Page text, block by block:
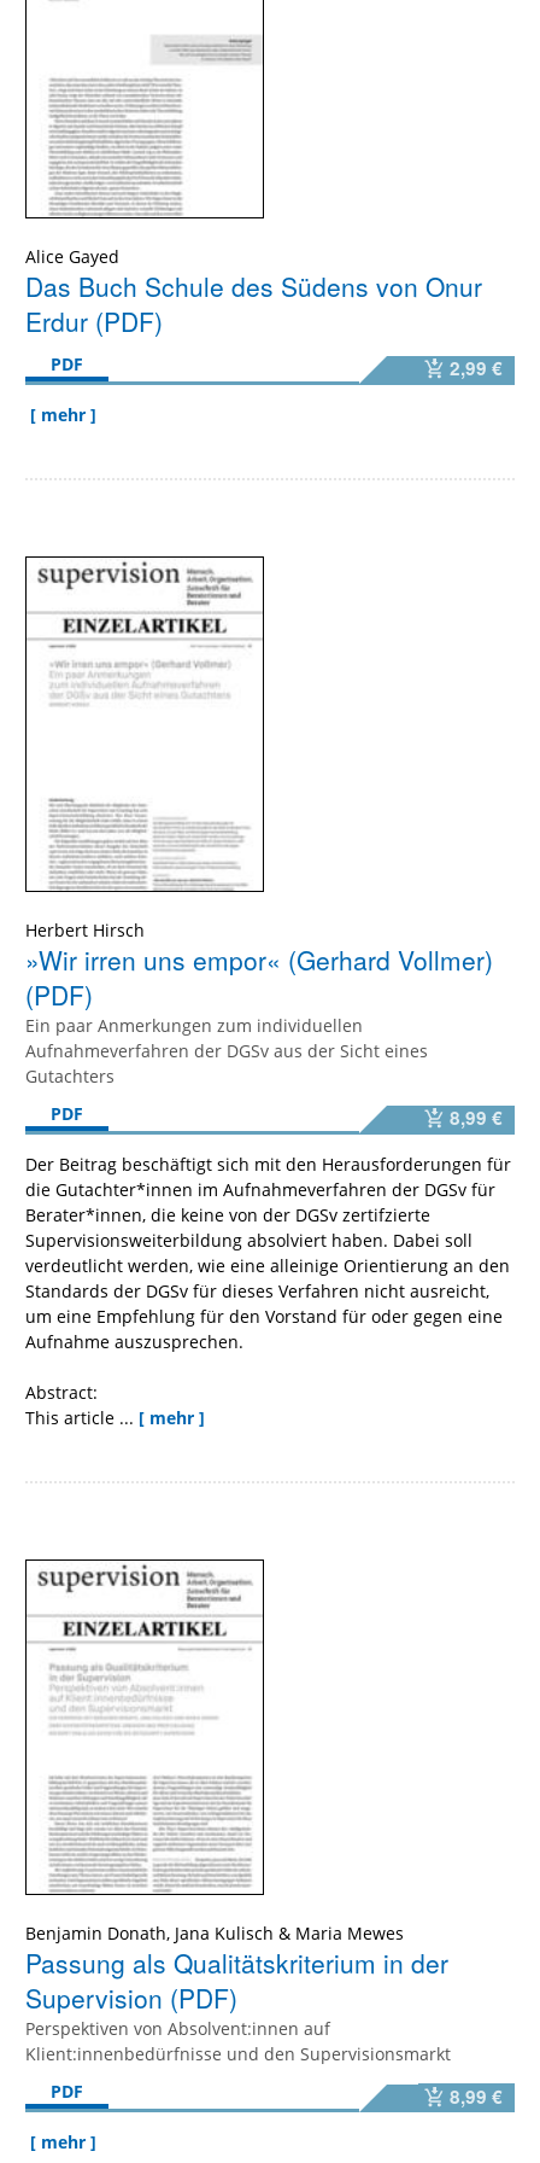
Alice Gayed
Das Buch Schule des Südens von Onur
Erdur (PDF)
PDF 2,99 €
[ mehr ]
Herbert Hirsch
»Wir irren uns empor« (Gerhard Vollmer)
(PDF)
Ein paar Anmerkungen zum individuellen
Aufnahmeverfahren der DGSv aus der Sicht eines
Gutachters
PDF
8,99 €
Der Beitrag beschäftigt sich mit den Herausforderungen für
die Gutachter*innen im Aufnahmeverfahren der DGSv für
Berater*innen, die keine von der DGSv zertifzierte
Supervisionsweiterbildung absolviert haben. Dabei soll
verdeutlicht werden, wie eine alleinige Orientierung an den
Standards der DGSv für dieses Verfahren nicht ausreicht,
um eine Empfehlung für den Vorstand für oder gegen eine
Aufnahme auszusprechen.
Abstract:
This article ... [ mehr ]
Benjamin Donath, Jana Kulisch & Maria Mewes
Passung als Qualitätskriterium in der
Supervision (PDF)
Perspektiven von Absolvent:innen auf
Klient:innenbedürfnisse und den Supervisionsmarkt
PDF
8,99 €
[ mehr ]